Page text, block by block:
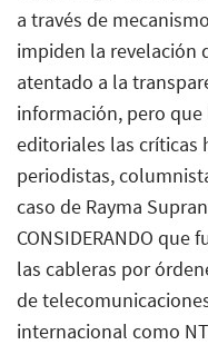
a través de
impiden la revelación
atentado a la
información, pero
editoriales las críticas
periodistas,
caso de Rayma
CONSIDERANDO
las cableras por
de
internacional como